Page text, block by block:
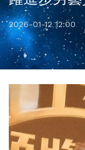
2026-01-12 12:00